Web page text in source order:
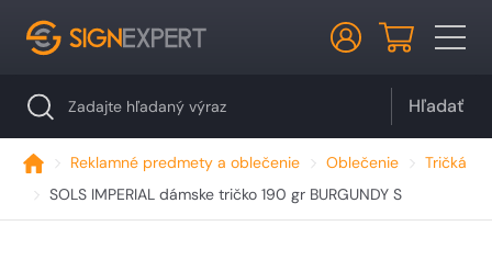
Hľadať
Reklamné predmety a oblečenie Oblečenie
Tričká
SOLS IMPERIAL dámske tričko 190 gr BURGUNDY S